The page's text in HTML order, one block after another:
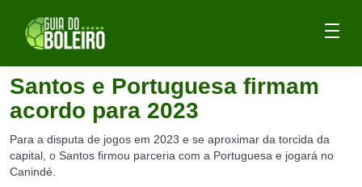
Santos e Portuguesa firmam
acordo para 2023
Para a disputa de jogos em 2023 e se aproximar da torcida da
capital, o Santos firmou parceria com a Portuguesa e jogará no
Canindé.